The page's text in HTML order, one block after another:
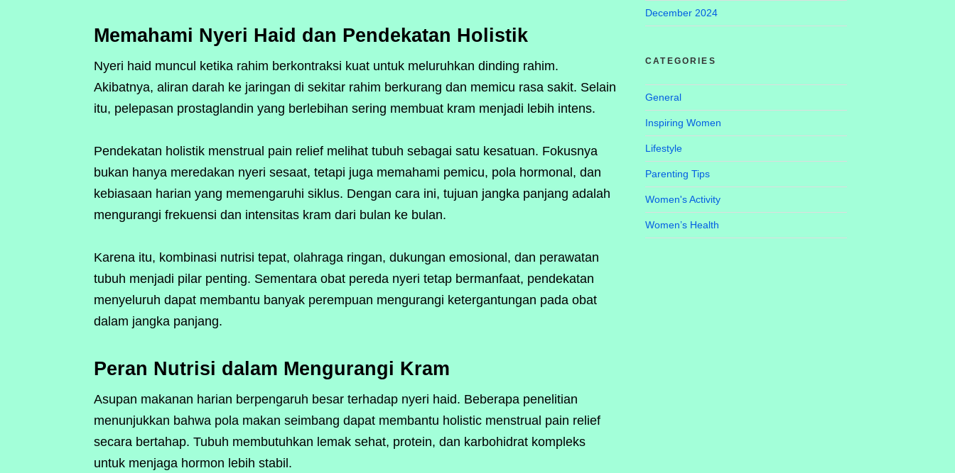
Memahami Nyeri Haid dan Pendekatan Holistik
Nyeri haid muncul ketika rahim berkontraksi kuat untuk meluruhkan dinding rahim.
Akibatnya, aliran darah ke jaringan di sekitar rahim berkurang dan memicu rasa sakit. Selain
itu, pelepasan prostaglandin yang berlebihan sering membuat kram menjadi lebih intens.
Pendekatan holistik menstrual pain relief melihat tubuh sebagai satu kesatuan. Fokusnya
bukan hanya meredakan nyeri sesaat, tetapi juga memahami pemicu, pola hormonal, dan
kebiasaan harian yang memengaruhi siklus. Dengan cara ini, tujuan jangka panjang adalah
mengurangi frekuensi dan intensitas kram dari bulan ke bulan.
Karena itu, kombinasi nutrisi tepat, olahraga ringan, dukungan emosional, dan perawatan
tubuh menjadi pilar penting. Sementara obat pereda nyeri tetap bermanfaat, pendekatan
menyeluruh dapat membantu banyak perempuan mengurangi ketergantungan pada obat
dalam jangka panjang.
Peran Nutrisi dalam Mengurangi Kram
Asupan makanan harian berpengaruh besar terhadap nyeri haid. Beberapa penelitian
menunjukkan bahwa pola makan seimbang dapat membantu holistic menstrual pain relief
secara bertahap. Tubuh membutuhkan lemak sehat, protein, dan karbohidrat kompleks
untuk menjaga hormon lebih stabil.
December 2024
CATEGORIES
General
Inspiring Women
Lifestyle
Parenting Tips
Women's Activity
Women’s Health